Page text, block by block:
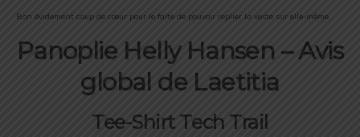
Bon évidement coup de cœur pour le faite de pouvoir replier la veste sur elle-même.
Panoplie Helly Hansen – Avis
global de Laetitia
Tee-Shirt Tech Trail